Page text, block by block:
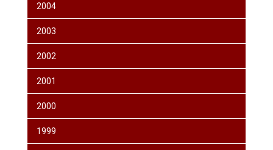
2004
2003
2002
2001
2000
1999